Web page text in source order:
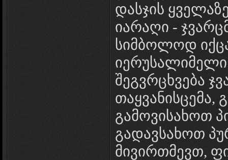
დასჯის
იარაღი -
სიმბოლოდ
იერუსალიმელი
შეგვრცხვება
გამოვისახოთ
გადავსახოთ
მივირთმევთ,